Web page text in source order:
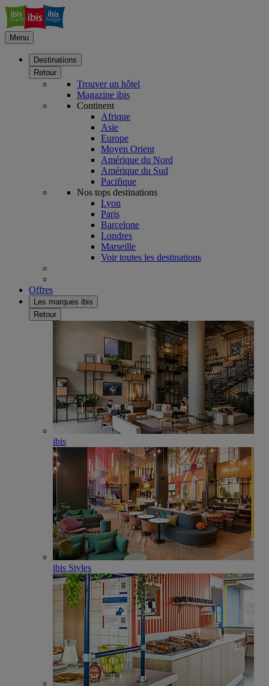
Menu
Destinations
Retour
Trouver un hôtel
Magazine ibis
Continent
Afrique
Asie
Europe
Moyen Orient
Amérique du Nord
Amérique du Sud
Pacifique
Nos tops destinations
Lyon
Paris
Barcelone
Londres
Marseille
Voir toutes les destinations
Offres
Les marques ibis
Retour
ibis
ibis Styles